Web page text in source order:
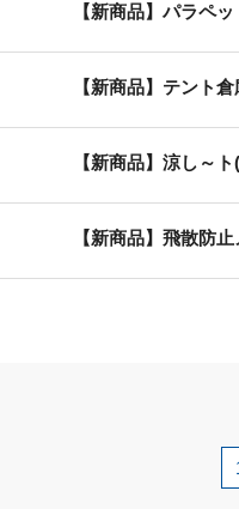
【新商品】パラペ
【新商品】テント
【新商品】涼し～
【新商品】飛散防